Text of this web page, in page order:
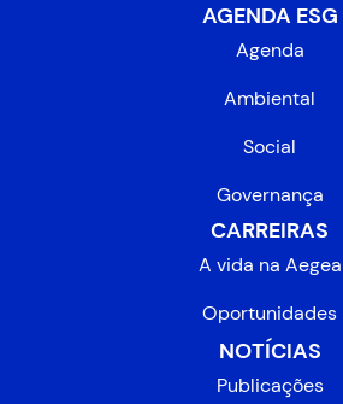
AGENDA ESG
Agenda
Ambiental
Social
Governança
CARREIRAS
A vida na Aegea
Oportunidades
NOTÍCIAS
Publicações